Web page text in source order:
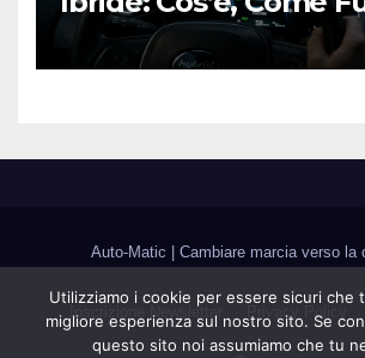
e Come Sfruttarlo al
Auto-Matic | Cambiare marcia verso la
Inscrizione Newsletter Privacy Policy
Utilizziamo i cookie per essere sicuri che
migliore esperienza sul nostro sito. Se
questo sito noi assumiamo che tu